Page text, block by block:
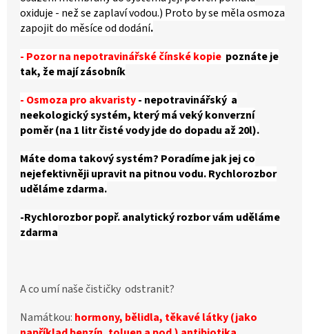
oxiduje - než se zaplaví vodou.) Proto by se měla osmoza
zapojit do měsíce od dodání.
- Pozor na nepotravinářské čínské kopie poznáte je
tak, že mají zásobník
- Osmoza pro akvaristy- nepotravinářský a
neekologický systém, který má veký konverzní
poměr (na 1 litr čisté vody jde do dopadu až 20l).
Máte doma takový systém? Poradíme jak jej co
nejefektivněji upravit na pitnou vodu. Rychlorozbor
uděláme zdarma.
-Rychlorozbor popř. analytický rozbor vám uděláme
zdarma
A co umí naše čističky odstranit?
Namátkou: hormony, bělidla, těkavé látky (jako